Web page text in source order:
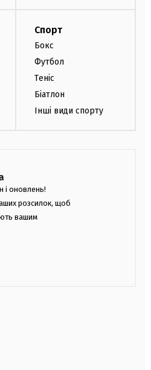
Спорт
Бокс
Футбол
Теніс
Біатлон
Інші види спорту
і оновлень!
розсилок, щоб
вашим